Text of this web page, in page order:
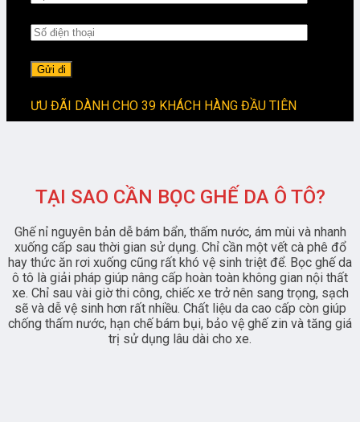
ƯU ĐÃI DÀNH CHO 39 KHÁCH HÀNG ĐẦU TIÊN
TẠI SAO CẦN BỌC GHẾ DA Ô TÔ?
Ghế nỉ nguyên bản dễ bám bẩn, thấm nước, ám mùi và nhanh
xuống cấp sau thời gian sử dụng. Chỉ cần một vết cà phê đổ
hay thức ăn rơi xuống cũng rất khó vệ sinh triệt để. Bọc ghế da
ô tô là giải pháp giúp nâng cấp hoàn toàn không gian nội thất
xe. Chỉ sau vài giờ thi công, chiếc xe trở nên sang trọng, sạch
sẽ và dễ vệ sinh hơn rất nhiều. Chất liệu da cao cấp còn giúp
chống thấm nước, hạn chế bám bụi, bảo vệ ghế zin và tăng giá
trị sử dụng lâu dài cho xe.